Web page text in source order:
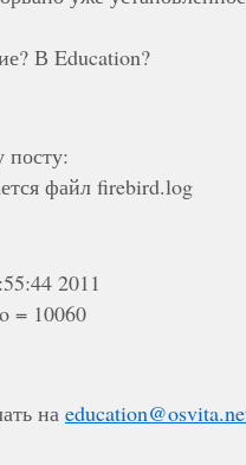
В Education?
файл firebird.log
2011
= 10060
на